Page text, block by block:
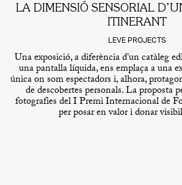
LA DIMENSIÓ SENSORIAL
ITINERANT
LEVE PROJECTS
Una exposició, a diferència d’un catàleg
una pantalla líquida, ens emplaça a una
única on som espectadors i, alhora,
de descobertes personals. La proposta
fotografies del I Premi Internacional de
per posar en valor i donar